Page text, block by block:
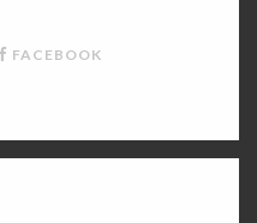
FACEBOOK